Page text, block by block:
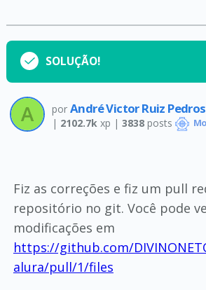
SOLUÇÃO!
por André Victor Ruiz
| 2102.7k xp | 3838posts
Fiz as correções e fiz um pull
repositório no git. Você pode
modificações em
https://github.com/
alura/pull/1/files